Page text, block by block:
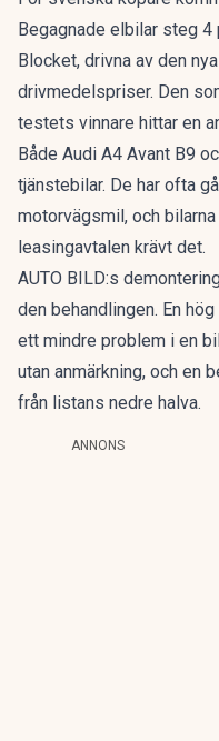
Begagnade elbilar steg 4
Blocket, drivna av den
drivmedelspriser. Den
testets vinnare hittar en
Både Audi A4 Avant B9
tjänstebilar. De har ofta
motorvägsmil, och
leasingavtalen krävt det.
AUTO BILD:s
den behandlingen. En
ett mindre problem i en
utan anmärkning, och en
från listans nedre halva.
ANNONS